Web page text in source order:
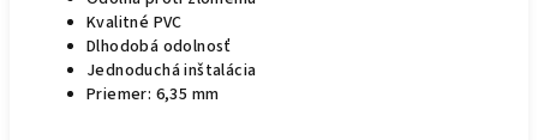
Kvalitné PVC
Dlhodobá odolnosť
Jednoduchá inštalácia
Priemer: 6,35 mm